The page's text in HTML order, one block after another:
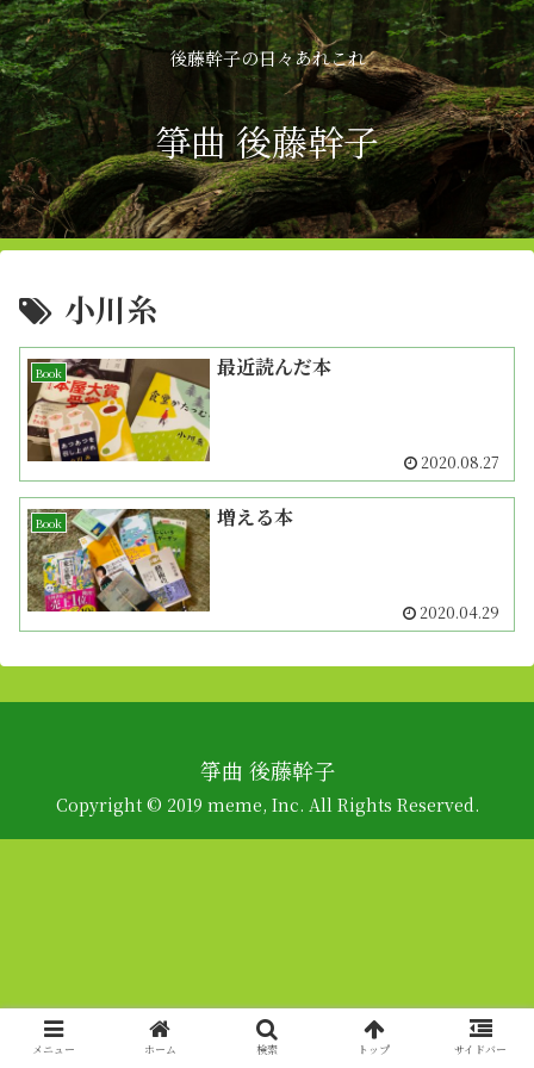
後藤幹子の日々あれこれ
箏曲 後藤幹子
小川糸
Book 最近読んだ本
2020.08.27
Book 増える本
2020.04.29
箏曲 後藤幹子
Copyright © 2019 meme, Inc. All Rights Reserved.
メニュー ホーム 検索 トップ サイドバー